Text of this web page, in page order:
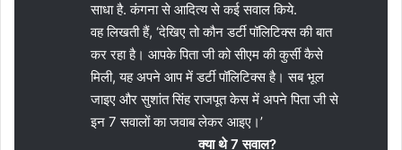
साधा है. कंगना से आदित्य से कई सवाल किये.
वह लिखती हैं, ‘देखिए तो कौन डर्टी पॉलिटिक्स की बात
कर रहा है। आपके पिता जी को सीएम की कुर्सी कैसे
मिली, यह अपने आप में डर्टी पॉलिटिक्स है। सब भूल
जाइए और सुशांत सिंह राजपूत केस में अपने पिता जी से
इन 7 सवालों का जवाब लेकर आइए।’
क्या थे 7 सवाल?